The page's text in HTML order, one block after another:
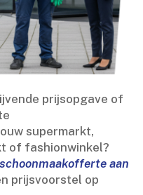
prijsopgave of
supermarkt,
of fashionwinkel?
aan
prijsvoorstel op